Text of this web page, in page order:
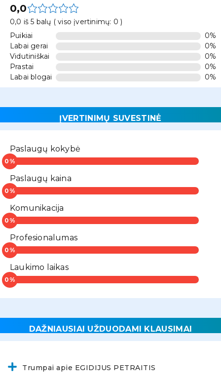
0,0
0,0 iš 5 balų ( viso įvertinimų: 0 )
Puikiai
0%
Labai gerai
0%
Vidutiniškai
0%
Prastai
0%
Labai blogai
0%
ĮVERTINIMŲ SUVESTINĖ
Paslaugų kokybė
Paslaugų kaina
Komunikacija
Profesionalumas
Laukimo laikas
DAŽNIAUSIAI UŽDUODAMI KLAUSIMAI
Trumpai apie EGIDIJUS PETRAITIS